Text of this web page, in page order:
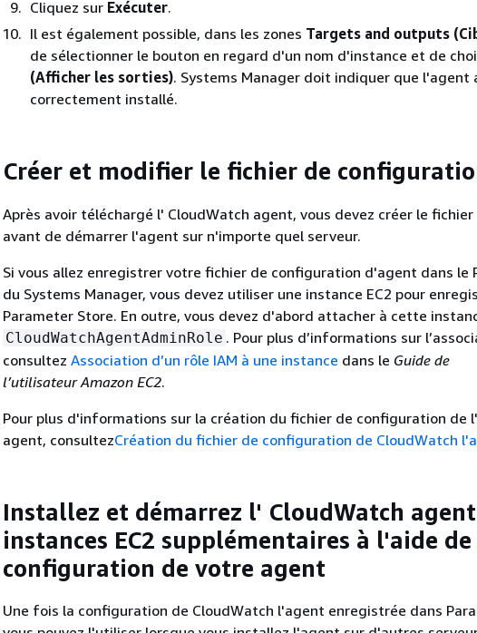
Cliquez sur Exécuter.
Il est également possible, dans les zones Targets and outputs
de sélectionner le bouton en regard d'un nom d'instance et de
(Afficher les sorties). Systems Manager doit indiquer que l'agent
correctement installé.
Créer et modifier le fichier de
Après avoir téléchargé l' CloudWatch agent, vous devez créer le
avant de démarrer l'agent sur n'importe quel serveur.
Si vous allez enregistrer votre fichier de configuration d'agent dans le
du Systems Manager, vous devez utiliser une instance EC2 pour
Parameter Store. En outre, vous devez d'abord attacher à cette
CloudWatchAgentAdminRole . Pour plus d’informations sur
consultez Association d’un rôle IAM à une instance dans le Guide de
l’utilisateur Amazon EC2.
Pour plus d'informations sur la création du fichier de configuration de
agent, consultezCréation du fichier de configuration de CloudWatch
Installez et démarrez l' CloudWatch
instances EC2 supplémentaires à l'aide
configuration de votre agent
Une fois la configuration de CloudWatch l'agent enregistrée dans